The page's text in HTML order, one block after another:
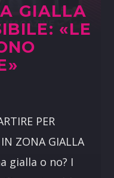
GIALLA
«LE
PER
IN ZONA GIALLA
gialla o no? I